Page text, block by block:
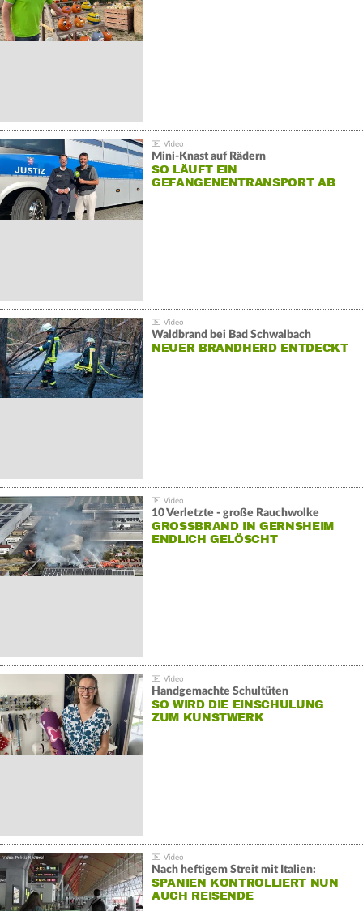
Mini-Knast auf Rädern
SO LÄUFT EIN
GEFANGENENTRANSPORT AB
Waldbrand bei Bad Schwalbach
NEUER BRANDHERD ENTDECKT
10 Verletzte - große Rauchwolke
GROSSBRAND IN GERNSHEIM E
NDLICH GELÖSCHT
Handgemachte Schultüten
SO WIRD DIE EINSCHULUNG
ZUM KUNSTWERK
Nach heftigem Streit mit Italien:
SPANIEN KONTROLLIERT NUN
AUCH REISENDE